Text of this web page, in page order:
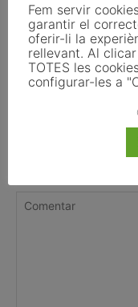
Fem servir
garantir el
oferir-li la
rellevant. Al
TOTES les
configurar-les a